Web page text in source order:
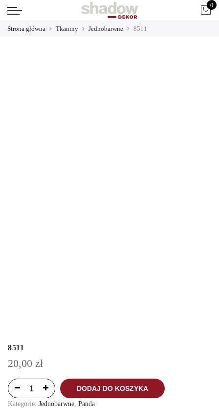
0
Strona główna Tkaniny Jednobarwne 8511
8511
20,00 zł
DODAJ DO KOSZYKA
Kategorie: Jednobarwne Panda